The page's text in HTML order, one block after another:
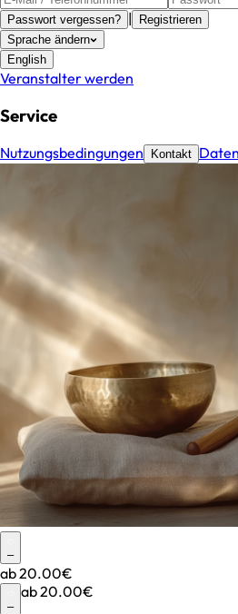
Passwort vergessen? |
Registrieren
Sprache ändern
English
Veranstalter werden
Service
Nutzungsbedingungen Kontakt
–
ab20.00€
–
ab20.00€